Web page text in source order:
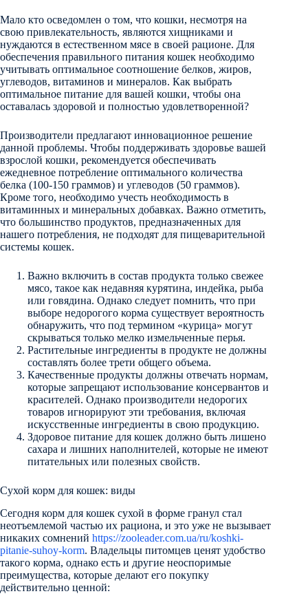
Мало кто осведомлен о том, что кошки, несмотря на
свою привлекательность, являются хищниками и
нуждаются в естественном мясе в своей рационе. Для
обеспечения правильного питания кошек необходимо
учитывать оптимальное соотношение белков, жиров,
углеводов, витаминов и минералов. Как выбрать
оптимальное питание для вашей кошки, чтобы она
оставалась здоровой и полностью удовлетворенной?
Производители предлагают инновационное решение
данной проблемы. Чтобы поддерживать здоровье вашей
взрослой кошки, рекомендуется обеспечивать
ежедневное потребление оптимального количества
белка (100-150 граммов) и углеводов (50 граммов).
Кроме того, необходимо учесть необходимость в
витаминных и минеральных добавках. Важно отметить,
что большинство продуктов, предназначенных для
нашего потребления, не подходят для пищеварительной
системы кошек.
Важно включить в состав продукта только свежее
мясо, такое как недавняя курятина, индейка, рыба
или говядина. Однако следует помнить, что при
выборе недорогого корма существует вероятность
обнаружить, что под термином «курица» могут
скрываться только мелко измельченные перья.
Растительные ингредиенты в продукте не должны
составлять более трети общего объема.
Качественные продукты должны отвечать нормам,
которые запрещают использование консервантов и
красителей. Однако производители недорогих
товаров игнорируют эти требования, включая
искусственные ингредиенты в свою продукцию.
Здоровое питание для кошек должно быть лишено
сахара и лишних наполнителей, которые не имеют
питательных или полезных свойств.
Сухой корм для кошек: виды
Сегодня корм для кошек сухой в форме гранул стал
неотъемлемой частью их рациона, и это уже не вызывает
никаких сомнений https://zooleader.com.ua/ru/koshki-
pitanie-suhoy-korm. Владельцы питомцев ценят удобство
такого корма, однако есть и другие неоспоримые
преимущества, которые делают его покупку
действительно ценной: